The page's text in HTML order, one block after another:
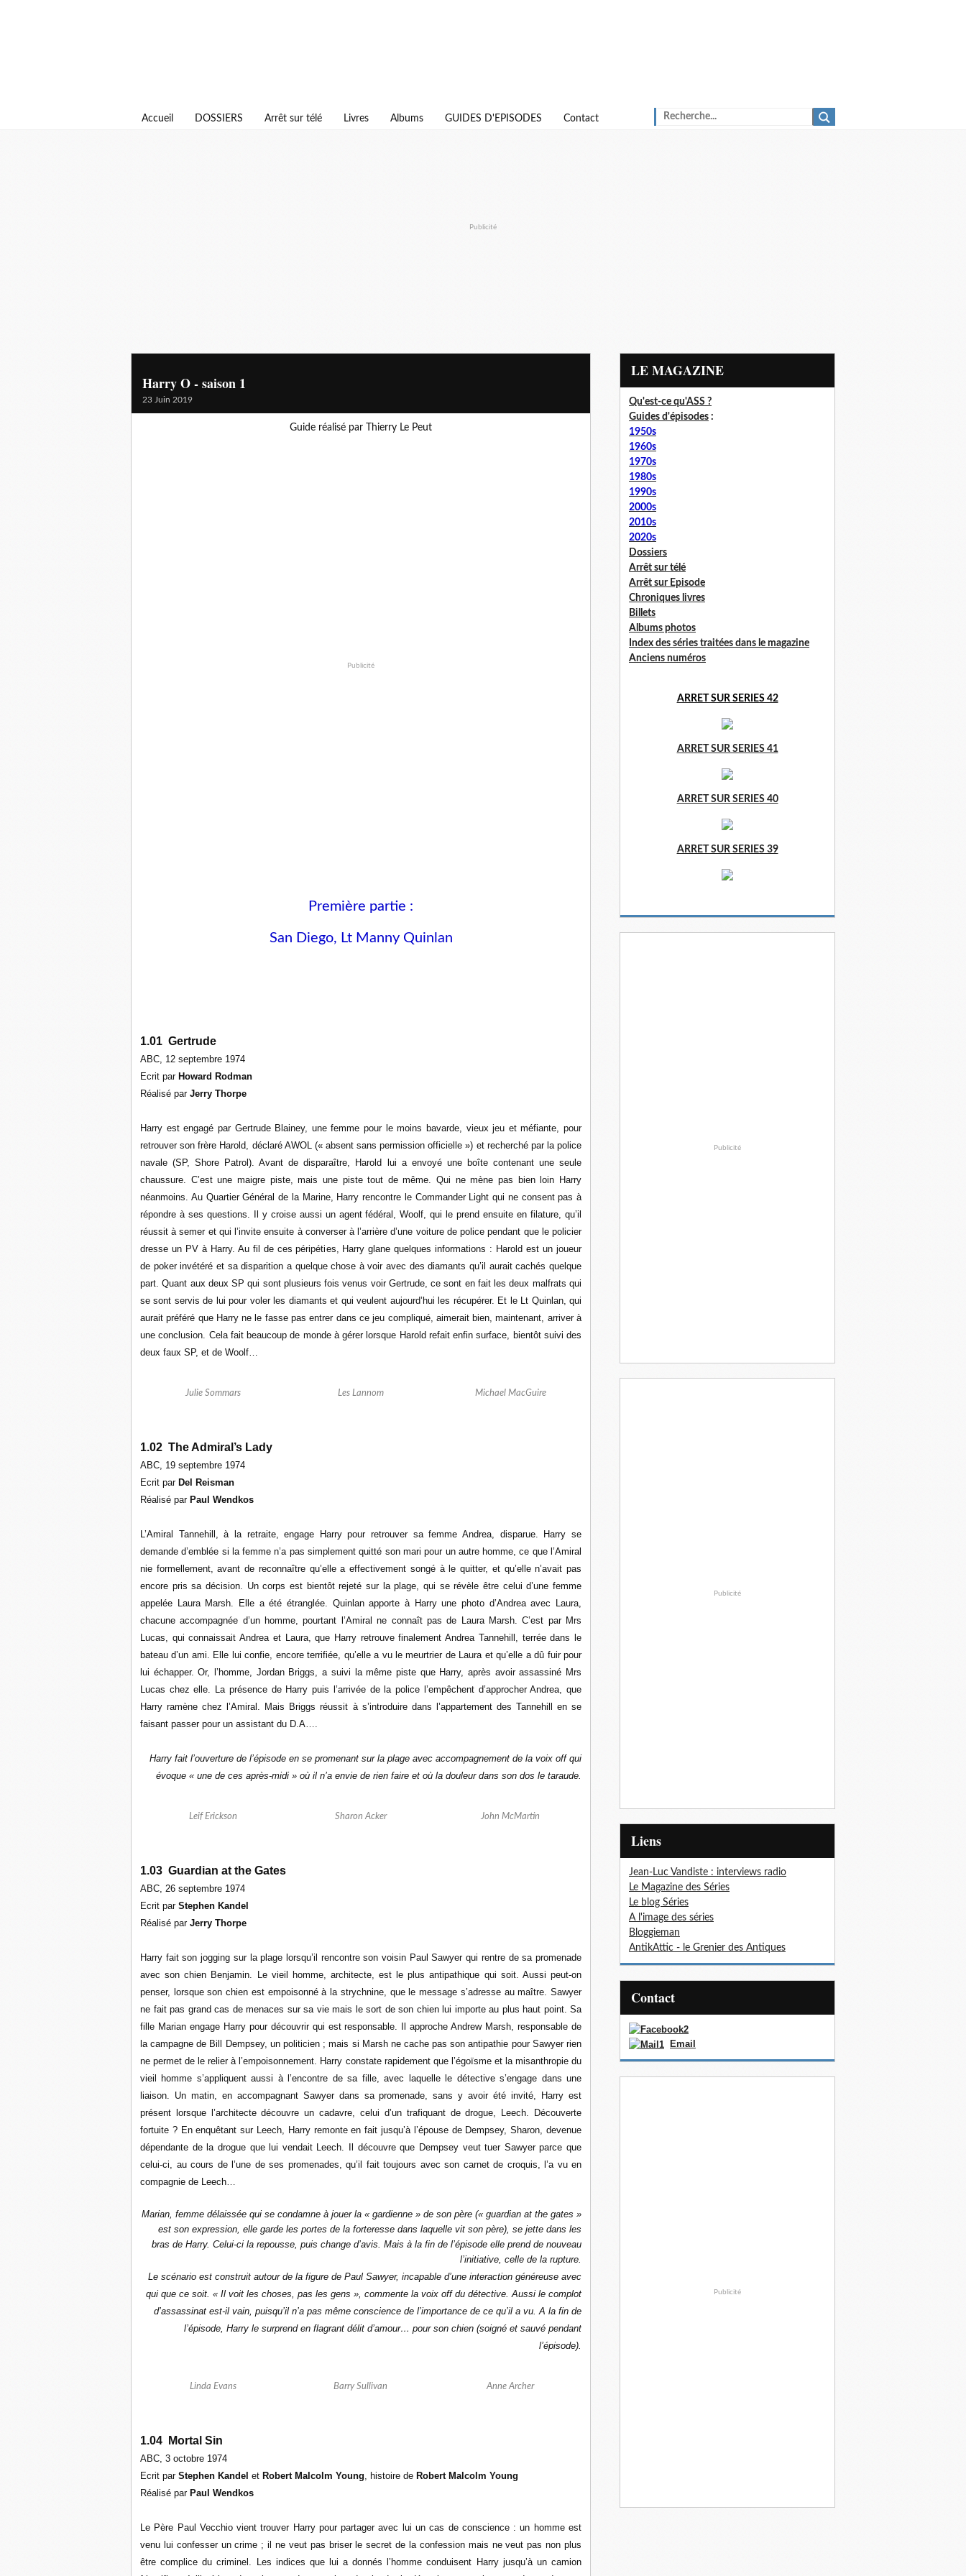
Accueil DOSSIERS Arrêt sur télé Livres Albums GUIDES D'EPISODES Contact
Publicité
Harry O - saison 1
23 Juin 2019
Guide réalisé par Thierry Le Peut
Publicité
Première partie :
San Diego, Lt Manny Quinlan
1.01 Gertrude
ABC, 12 septembre 1974
Ecrit par Howard Rodman
Réalisé par Jerry Thorpe
Harry est engagé par Gertrude Blainey, une femme pour le moins bavarde, vieux jeu et méfiante, pour
retrouver son frère Harold, déclaré AWOL (« absent sans permission officielle ») et recherché par la police
navale (SP, Shore Patrol). Avant de disparaître, Harold lui a envoyé une boîte contenant une seule
chaussure. C’est une maigre piste, mais une piste tout de même. Qui ne mène pas bien loin Harry
néanmoins. Au Quartier Général de la Marine, Harry rencontre le Commander Light qui ne consent pas à
répondre à ses questions. Il y croise aussi un agent fédéral, Woolf, qui le prend ensuite en filature, qu’il
réussit à semer et qui l’invite ensuite à converser à l’arrière d’une voiture de police pendant que le policier
dresse un PV à Harry. Au fil de ces péripéties, Harry glane quelques informations : Harold est un joueur
de poker invétéré et sa disparition a quelque chose à voir avec des diamants qu’il aurait cachés quelque
part. Quant aux deux SP qui sont plusieurs fois venus voir Gertrude, ce sont en fait les deux malfrats qui
se sont servis de lui pour voler les diamants et qui veulent aujourd’hui les récupérer. Et le Lt Quinlan, qui
aurait préféré que Harry ne le fasse pas entrer dans ce jeu compliqué, aimerait bien, maintenant, arriver à
une conclusion. Cela fait beaucoup de monde à gérer lorsque Harold refait enfin surface, bientôt suivi des
deux faux SP, et de Woolf…
Julie Sommars Les Lannom Michael MacGuire
1.02 The Admiral’s Lady
ABC, 19 septembre 1974
Ecrit par Del Reisman
Réalisé par Paul Wendkos
L’Amiral Tannehill, à la retraite, engage Harry pour retrouver sa femme Andrea, disparue. Harry se
demande d’emblée si la femme n’a pas simplement quitté son mari pour un autre homme, ce que l’Amiral
nie formellement, avant de reconnaître qu’elle a effectivement songé à le quitter, et qu’elle n’avait pas
encore pris sa décision. Un corps est bientôt rejeté sur la plage, qui se révèle être celui d’une femme
appelée Laura Marsh. Elle a été étranglée. Quinlan apporte à Harry une photo d’Andrea avec Laura,
chacune accompagnée d’un homme, pourtant l’Amiral ne connaît pas de Laura Marsh. C’est par Mrs
Lucas, qui connaissait Andrea et Laura, que Harry retrouve finalement Andrea Tannehill, terrée dans le
bateau d’un ami. Elle lui confie, encore terrifiée, qu’elle a vu le meurtrier de Laura et qu’elle a dû fuir pour
lui échapper. Or, l’homme, Jordan Briggs, a suivi la même piste que Harry, après avoir assassiné Mrs
Lucas chez elle. La présence de Harry puis l’arrivée de la police l’empêchent d’approcher Andrea, que
Harry ramène chez l’Amiral. Mais Briggs réussit à s’introduire dans l’appartement des Tannehill en se
faisant passer pour un assistant du D.A….
Harry fait l’ouverture de l’épisode en se promenant sur la plage avec accompagnement de la voix off qui
évoque « une de ces après-midi » où il n’a envie de rien faire et où la douleur dans son dos le taraude.
Leif Erickson Sharon Acker John McMartin
1.03 Guardian at the Gates
ABC, 26 septembre 1974
Ecrit par Stephen Kandel
Réalisé par Jerry Thorpe
Harry fait son jogging sur la plage lorsqu’il rencontre son voisin Paul Sawyer qui rentre de sa promenade
avec son chien Benjamin. Le vieil homme, architecte, est le plus antipathique qui soit. Aussi peut-on
penser, lorsque son chien est empoisonné à la strychnine, que le message s’adresse au maître. Sawyer
ne fait pas grand cas de menaces sur sa vie mais le sort de son chien lui importe au plus haut point. Sa
fille Marian engage Harry pour découvrir qui est responsable. Il approche Andrew Marsh, responsable de
la campagne de Bill Dempsey, un politicien ; mais si Marsh ne cache pas son antipathie pour Sawyer rien
ne permet de le relier à l’empoisonnement. Harry constate rapidement que l’égoïsme et la misanthropie du
vieil homme s’appliquent aussi à l’encontre de sa fille, avec laquelle le détective s’engage dans une
liaison. Un matin, en accompagnant Sawyer dans sa promenade, sans y avoir été invité, Harry est
présent lorsque l’architecte découvre un cadavre, celui d’un trafiquant de drogue, Leech. Découverte
fortuite ? En enquêtant sur Leech, Harry remonte en fait jusqu’à l’épouse de Dempsey, Sharon, devenue
dépendante de la drogue que lui vendait Leech. Il découvre que Dempsey veut tuer Sawyer parce que
celui-ci, au cours de l’une de ses promenades, qu’il fait toujours avec son carnet de croquis, l’a vu en
compagnie de Leech…
Marian, femme délaissée qui se condamne à jouer la « gardienne » de son père (« guardian at the gates »
est son expression, elle garde les portes de la forteresse dans laquelle vit son père), se jette dans les
bras de Harry. Celui-ci la repousse, puis change d’avis. Mais à la fin de l’épisode elle prend de nouveau
l’initiative, celle de la rupture.
Le scénario est construit autour de la figure de Paul Sawyer, incapable d’une interaction généreuse avec
qui que ce soit. « Il voit les choses, pas les gens », commente la voix off du détective. Aussi le complot
d’assassinat est-il vain, puisqu’il n’a pas même conscience de l’importance de ce qu’il a vu. A la fin de
l’épisode, Harry le surprend en flagrant délit d’amour… pour son chien (soigné et sauvé pendant
l’épisode).
Linda Evans Barry Sullivan Anne Archer
1.04 Mortal Sin
ABC, 3 octobre 1974
Ecrit par Stephen Kandel et Robert Malcolm Young, histoire de Robert Malcolm Young
Réalisé par Paul Wendkos
Le Père Paul Vecchio vient trouver Harry pour partager avec lui un cas de conscience : un homme est
venu lui confesser un crime ; il ne veut pas briser le secret de la confession mais ne veut pas non plus
être complice du criminel. Les indices que lui a donnés l’homme conduisent Harry jusqu’à un camion
LE MAGAZINE
Qu'est-ce qu'ASS ?
Guides d'épisodes :
1950s
1960s
1970s
1980s
1990s
2000s
2010s
2020s
Dossiers
Arrêt sur télé
Arrêt sur Episode
Chroniques livres
Billets
Albums photos
Index des séries traitées dans le magazine
Anciens numéros
ARRET SUR SERIES 42
ARRET SUR SERIES 41
ARRET SUR SERIES 40
ARRET SUR SERIES 39
Publicité
Publicité
Liens
Jean-Luc Vandiste : interviews radio
Le Magazine des Séries
Le blog Séries
A l'image des séries
Bloggieman
AntikAttic - le Grenier des Antiques
Contact
Email
Publicité